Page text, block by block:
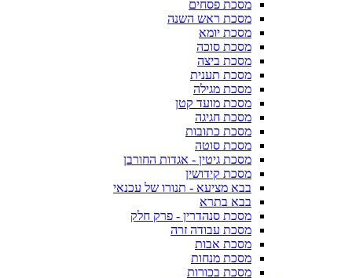
מסכת פסחים
מסכת ראש השנה
מסכת יומא
מסכת סוכה
מסכת ביצה
מסכת תענית
מסכת מגילה
מסכת מועד קטן
מסכת חגיגה
מסכת כתובות
מסכת סוטה
מסכת גיטין - אגדות החורבן
מסכת קידושין
בבא מציעא - תנורו של עכנאי
בבא בתרא
מסכת סנהדרין - פרק חלק
מסכת עבודה זרה
מסכת אבות
מסכת מנחות
מסכת בכורות